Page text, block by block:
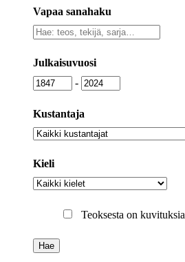
Vapaa sanahaku
Vapaa
sanahaku
Julkaisuvuosi
Julkaisuvuosi
- Julkaisuvuosi
Kustantaja
Kustantaja
Kieli
Kieli
Teoksesta on kuvituksia